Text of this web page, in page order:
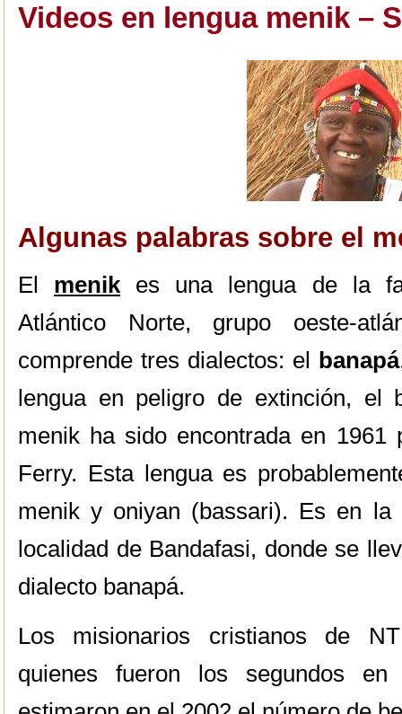
Videos en lengua menik –
Algunas palabras sobre el
El menik es una lengua de la
Atlántico Norte, grupo oeste-
comprende tres dialectos: el banapá
lengua en peligro de extinción, el
menik ha sido encontrada en 1961
Ferry. Esta lengua es
menik y oniyan (bassari). Es en la
localidad de Bandafasi, donde se
dialecto banapá.
Los misionarios cristianos de
quienes fueron los segundos